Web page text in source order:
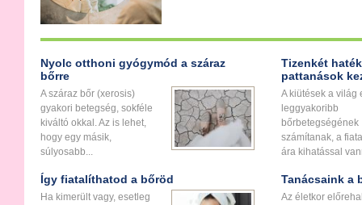
Nyolc otthoni gyógymód a száraz
bőrre
A száraz bőr (xerosis)
gyakori betegség, sokféle
kiváltó okkal. Az is lehet,
hogy egy másik,
súlyosabb...
Tizenkét
pattanások
A kiütések a világ
leggyakoribb
bőrbetegségének
számítanak, a
ára kihatással
Így fiatalíthatod a bőröd
Ha kimerült vagy, esetleg
Tanácsaink a
Az életkor